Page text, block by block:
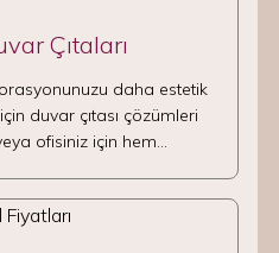
Çıtaları
daha estetik
duvar çıtası çözümleri
ofisiniz için hem…